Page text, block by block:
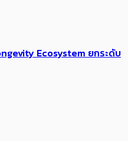
Ecosystem ยกระดับ